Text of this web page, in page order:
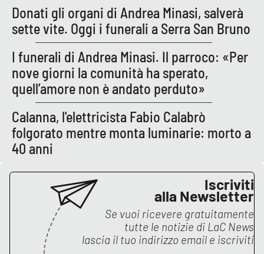
Crotone
Vibo Valentia
Reggio Calabria
Cosenza
Lamezia Terme
PROGETTI
SPECIALI
Buona Sanità Calabria
CALABRIAVISIONE
Donati gli organi di Andrea Minasi, salverà
sette vite. Oggi i funerali a Serra San Bruno
I funerali di Andrea Minasi. Il parroco: «Per
nove giorni la comunità ha sperato,
quell’amore non è andato perduto»
Calanna, l'elettricista Fabio Calabrò
folgorato mentre monta luminarie: morto a
40 anni
Iscriviti
alla Newsletter
Se vuoi ricevere gratuitamente
tutte le notizie di LaC News
lascia il tuo indirizzo email e iscriviti